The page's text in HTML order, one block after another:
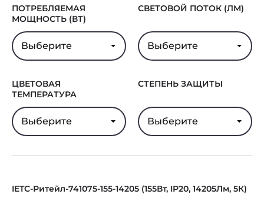
ПОТРЕБЛЯЕМАЯ
МОЩНОСТЬ (ВТ)
Выберите
СВЕТОВОЙ ПОТОК (ЛМ)
Выберите
ЦВЕТОВАЯ
ТЕМПЕРАТУРА
Выберите
СТЕПЕНЬ ЗАЩИТЫ
Выберите
IETC-Ритейл-741075-155-14205 (155Вт, IP20, 14205Лм, 5К)